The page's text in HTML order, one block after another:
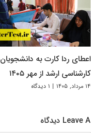
اعطای ردا کارت به دانشجویان
کارشناسی ارشد از مهر ۱۴۰۵
۱۴ مرداد, ۱۴۰۵ | ۱ دیدگاه
Leave A دیدگاه